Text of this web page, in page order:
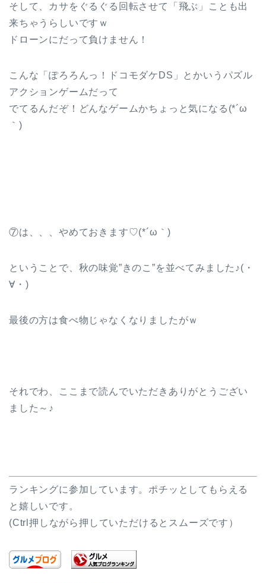
そして、カサをぐるぐる回転させて「飛ぶ」ことも出
来ちゃうらしいですｗ
ドローンにだって負けません！
こんな「ぽろろんっ！ドコモダケDS」とかいうパズル
アクションゲームだって
でてるんだぞ！どんなゲームかちょっと気になる(*´ω
｀)
⑦は、、、やめておきます♡(*´ω｀)
ということで、秋の味覚”きのこ”を並べてみました♪(・
∀・)
最後の方は食べ物じゃなくなりましたがｗ
それでわ、ここまで読んでいただきありがとうござい
ました～♪
ランキングに参加しています。ポチッとしてもらえる
と嬉しいです。
(Ctrl押しながら押していただけるとスムーズです）